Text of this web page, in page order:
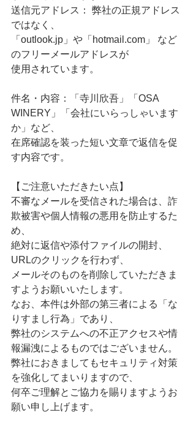
送信元アドレス： 弊社の正規アドレス
ではなく、
「outlook.jp」や「hotmail.com」 など
のフリーメールアドレスが
使用されています。
件名・内容：「寺川欣吾」「OSA
WINERY」「会社にいらっしゃいます
か」など、
在席確認を装った短い文章で返信を促
す内容です。
【ご注意いただきたい点】
不審なメールを受信された場合は、詐
欺被害や個人情報の悪用を防止するた
め、
絶対に返信や添付ファイルの開封、
URLのクリックを行わず、
メールそのものを削除していただきま
すようお願いいたします。
なお、本件は外部の第三者による「な
りすまし行為」であり、
弊社のシステムへの不正アクセスや情
報漏洩によるものではございません。
弊社におきましてもセキュリティ対策
を強化してまいりますので、
何卒ご理解とご協力を賜りますようお
願い申し上げます。